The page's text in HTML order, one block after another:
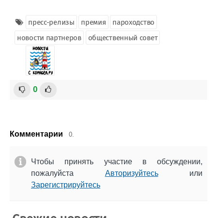
пресс-релизы премия
пароходство
новости партнеров
общественный совет
0
Комментарии 0.
Чтобы принять участие в обсуждении,
пожалуйста Авторизуйтесьили
Зарегистрируйтесь